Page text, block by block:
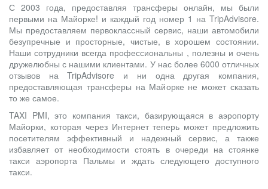
С 2003 года, предоставляя трансферы онлайн, мы были
первыми на Майорке! и каждый год номер 1 на TripAdvisore.
Мы предоставляем первоклассный сервис, наши автомобили
безупречные и просторные, чистые, в хорошем состоянии.
Наши сотрудники всегда профессиональны , полезны и очень
дружелюбны с нашими клиентами. У нас более 6000 отличных
отзывов на TripAdvisore и ни одна другая компания,
предоставляющая трансферы на Майорке не может сказать
то же самое.
TAXI PMI, это компания такси, базирующаяся в аэропорту
Майорки, которая через Интернет теперь может предложить
посетителям эффективный и надежный сервис, а также
избавляет от необходимости стоять в очереди на стоянке
такси аэропорта Пальмы и ждать следующего доступного
такси.